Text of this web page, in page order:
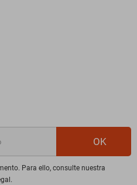
OK
Para ello, consulte nuestra